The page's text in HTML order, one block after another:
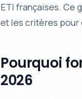
ETI françaises. Ce
et les critères pour
Pourquoi
2026